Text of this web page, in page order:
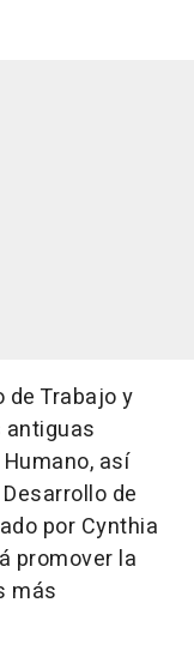
de Trabajo y
antiguas
así
de
por Cynthia
promover la
más